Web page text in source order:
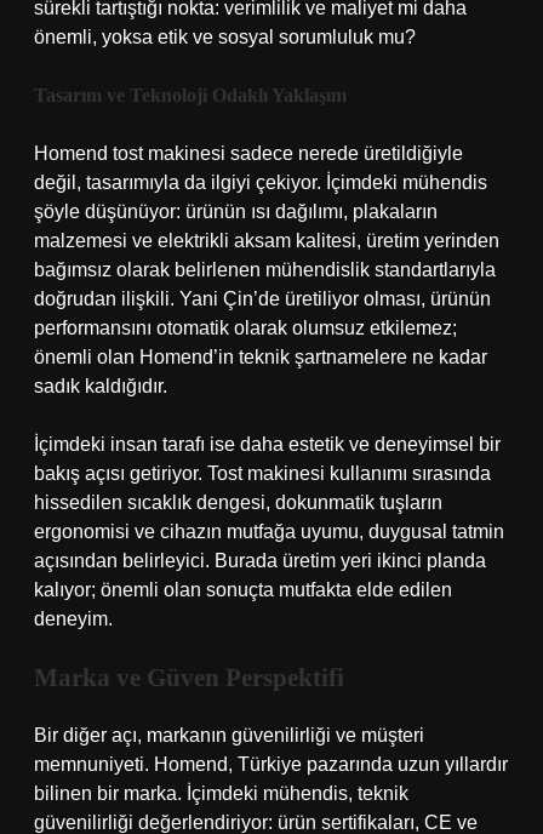
sürekli tartıştığı nokta: verimlilik ve maliyet mi daha
önemli, yoksa etik ve sosyal sorumluluk mu?
Tasarım ve Teknoloji Odaklı Yaklaşım
Homend tost makinesi sadece nerede üretildiğiyle
değil, tasarımıyla da ilgiyi çekiyor. İçimdeki mühendis
şöyle düşünüyor: ürünün ısı dağılımı, plakaların
malzemesi ve elektrikli aksam kalitesi, üretim yerinden
bağımsız olarak belirlenen mühendislik standartlarıyla
doğrudan ilişkili. Yani Çin’de üretiliyor olması, ürünün
performansını otomatik olarak olumsuz etkilemez;
önemli olan Homend’in teknik şartnamelere ne kadar
sadık kaldığıdır.
İçimdeki insan tarafı ise daha estetik ve deneyimsel bir
bakış açısı getiriyor. Tost makinesi kullanımı sırasında
hissedilen sıcaklık dengesi, dokunmatik tuşların
ergonomisi ve cihazın mutfağa uyumu, duygusal tatmin
açısından belirleyici. Burada üretim yeri ikinci planda
kalıyor; önemli olan sonuçta mutfakta elde edilen
deneyim.
Marka ve Güven Perspektifi
Bir diğer açı, markanın güvenilirliği ve müşteri
memnuniyeti. Homend, Türkiye pazarında uzun yıllardır
bilinen bir marka. İçimdeki mühendis, teknik
güvenilirliği değerlendiriyor: ürün sertifikaları, CE ve